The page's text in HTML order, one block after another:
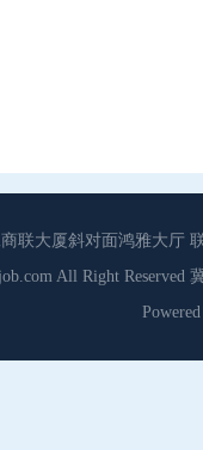
联大厦斜对面鸿雅大厅
All Right Reserved